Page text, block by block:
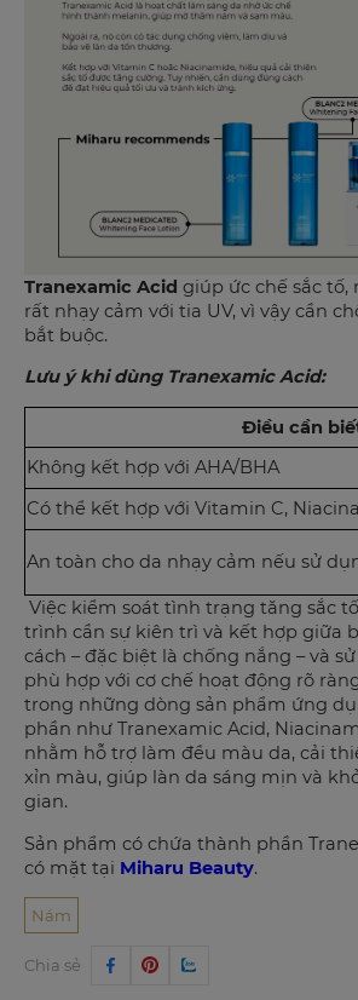
Tranexamic Acid giúp ức chế sắc tố,
rất nhạy cảm với tia UV, vì vậy cần
bắt buộc.
Lưu ý khi dùng Tranexamic Acid:
Điều cần
Không kết hợp với AHA/BHA
Có thể kết hợp với Vitamin C,
An toàn cho da nhạy cảm nếu sử
Việc kiểm soát tình trạng tăng sắc
trình cần sự kiên trì và kết hợp giữa
cách – đặc biệt là chống nắng – và
phù hợp với cơ chế hoạt động rõ
trong những dòng sản phẩm ứng
phần như Tranexamic Acid,
nhằm hỗ trợ làm đều màu da, cải
xỉn màu, giúp làn da sáng mịn và
gian.
Sản phẩm có chứa thành phần
có mặt tại Miharu Beauty.
Nám
Chia sẻ